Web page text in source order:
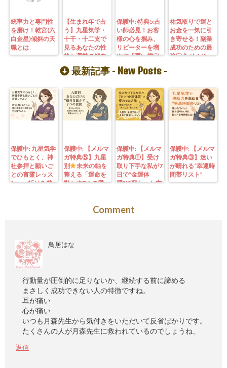
統率力と専門性
を磨け！乾宮(六
白金星)傾斜の天
職とは
【生まれ年で占
う】九星気学・
十干・十二支で
見るあなたの性
格と運勢の傾向
保護中: 特典5:占
い師必見！お客
様の心を掴み、
リピーターを増
やす「悪い鑑定
祐気取りで運と
お金を一気に引
き寄せる！副業
成功のための最
強完全ガイド
最新記事 - New Posts -
保護中: 九星気学
でひもとく、神
社参拝と願いご
との言霊レッス
ン—— 祈りを整
保護中: 【メルマ
ガ特典⑤】九星
別
未来の軸を
整える「運命を
動かす7つの質
3000字。九星コ
保護中: 【メルマ
ガ特典①】受け
取り下手な私が7
日で“金運体
質”に変わった方
が“流れ込む” 〜
保護中: 【メルマ
ガ特典③】迷い
が晴れる“幸運時
間帯リスト”
Comment
鳥居はな
行動量が圧倒的に足りないか、継続する前に諦める
まさしく成功できない人の特徴ですね。
耳が痛い
心が痛い
いつも月森先生から気付きをいただいて反省ばかりです。
たくさんの人が月森先生に救われているのでしょうね、
返信